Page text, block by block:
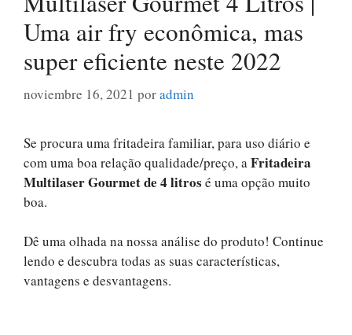
Uma air fry econômica, mas
super eficiente neste 2022
noviembre 16, 2021 poradmin
Se procura uma fritadeira familiar, para uso diário e
com uma boa relação qualidade/preço, a Fritadeira
Multilaser Gourmet de 4 litros é uma opção muito
boa.
Dê uma olhada na nossa análise do produto! Continue
lendo e descubra todas as suas características,
vantagens e desvantagens.